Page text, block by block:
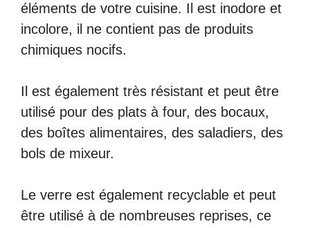
éléments de votre cuisine. Il est inodore et
incolore, il ne contient pas de produits
chimiques nocifs.
Il est également très résistant et peut être
utilisé pour des plats à four, des bocaux,
des boîtes alimentaires, des saladiers, des
bols de mixeur.
Le verre est également recyclable et peut
être utilisé à de nombreuses reprises, ce